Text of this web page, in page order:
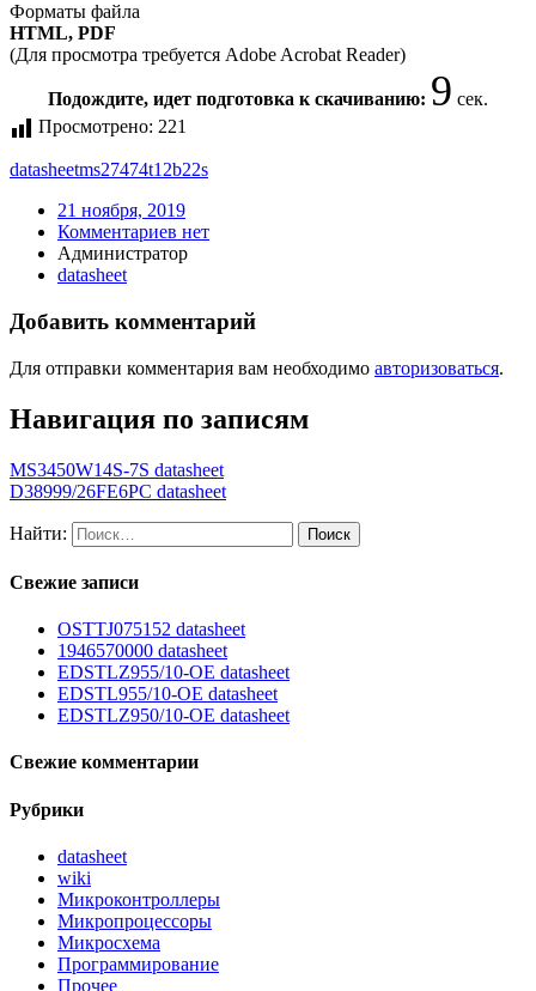
Форматы файла
HTML, PDF
(Для просмотра требуется Adobe Acrobat Reader)
Подождите, идет подготовка к скачиванию: 9 сек.
Просмотрено: 221
datasheetms27474t12b22s
21 ноября, 2019
Комментариев нет
Администратор
datasheet
Добавить комментарий
Для отправки комментария вам необходимо авторизоваться.
Навигация по записям
MS3450W14S-7S datasheet
D38999/26FE6PC datasheet
Найти:
Свежие записи
OSTTJ075152 datasheet
1946570000 datasheet
EDSTLZ955/10-OE datasheet
EDSTL955/10-OE datasheet
EDSTLZ950/10-OE datasheet
Свежие комментарии
Рубрики
datasheet
wiki
Микроконтроллеры
Микропроцессоры
Микросхема
Программирование
Прочее